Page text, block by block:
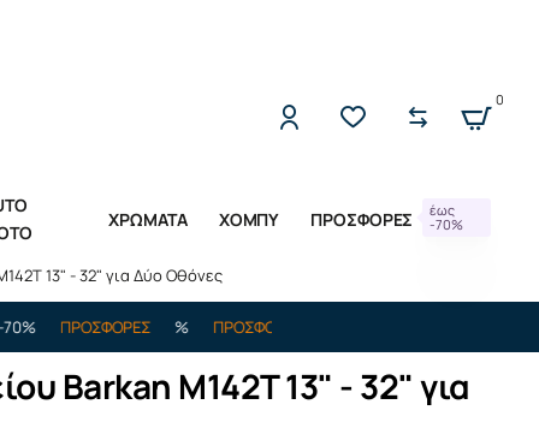
0
ΧΡΩΜΑΤΑ ΧΟΜΠΥ ΠΡΟΣΦΟΡΕΣ
έως
-70%
13" - 32" για Δύο Οθόνες
ΠΡΟΣΦΟΡΕΣ % ΠΡΟΣΦΟΡΕΣ
Barkan M142T 13" - 32" για